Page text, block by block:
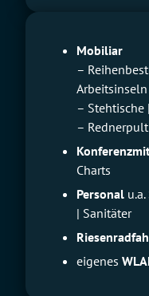
Mobiliar
–
Arbeitsinseln
– Stehtische
– Rednerpult
Charts
Personal
| Sanitäter
eigenes